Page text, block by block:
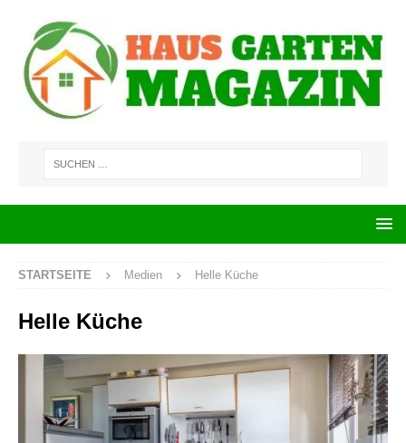
STARTSEITE Medien Helle Küche
Helle Küche